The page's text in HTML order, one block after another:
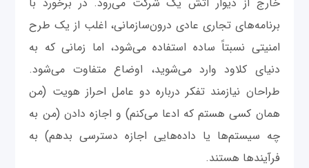
برنامه‌های تجاری عادی درون‌سازمانی، اغلب از یک طرح
امنیتی نسبتاً ساده استفاده می‌شود، اما زمانی که به
دنیای کلاود وارد می‌شوید، اوضاع متفاوت می‌شود.
طراحان نیازمند تفکر درباره دو عامل احراز هویت (من
همان کسی هستم که ادعا می‌کنم) و اجازه دادن (من به
چه سیستم‌ها یا داده‌هایی اجازه دسترسی بدهم) به
فرآیندها هستند.